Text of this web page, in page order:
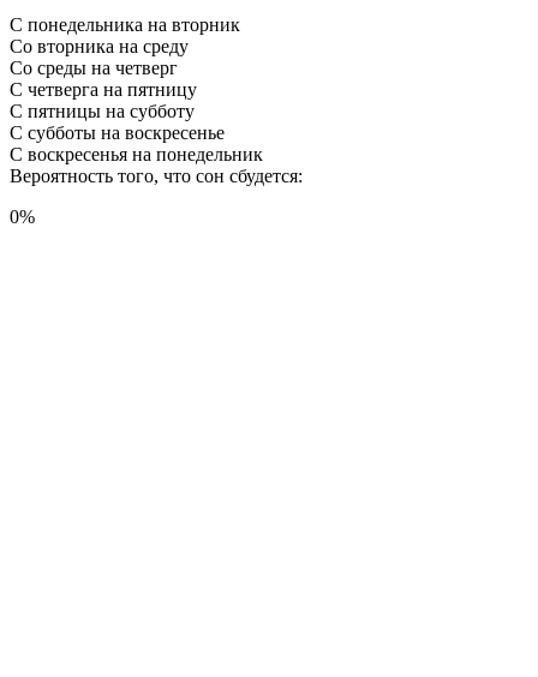
С понедельника на вторник
Со вторника на среду
Со среды на четверг
С четверга на пятницу
С пятницы на субботу
С субботы на воскресенье
С воскресенья на понедельник
Вероятность того, что сон сбудется:
0%